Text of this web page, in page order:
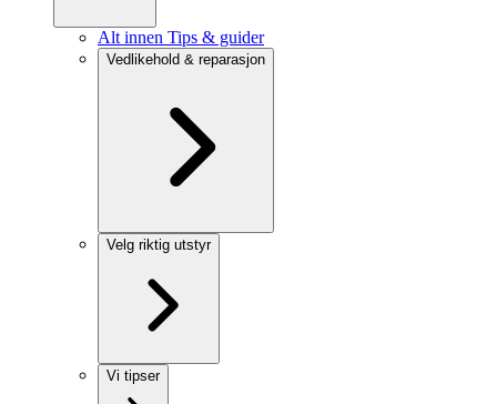
Alt innen Tips & guider
Vedlikehold & reparasjon
Velg riktig utstyr
Vi tipser